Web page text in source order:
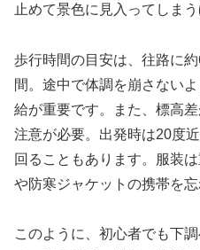
止めて景色に見入ってしまう
歩行時間の目安は、往路に
間。途中で体調を崩さない
給が重要です。また、標高
注意が必要。出発時は20度
回ることもあります。服装
や防寒ジャケットの携帯を
このように、初心者でも下